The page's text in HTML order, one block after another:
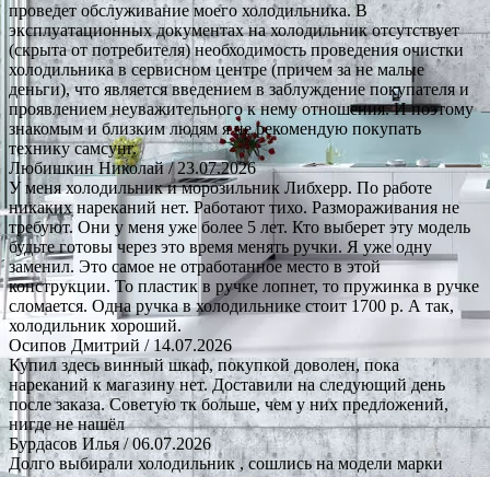
проведет обслуживание моего холодильника. В
эксплуатационных документах на холодильник отсутствует
(скрыта от потребителя) необходимость проведения очистки
холодильника в сервисном центре (причем за не малые
деньги), что является введением в заблуждение покупателя и
проявлением неуважительного к нему отношения. И поэтому
знакомым и близким людям я не рекомендую покупать
технику самсунг.
Любишкин Николай/ 23.07.2026
У меня холодильник и морозильник Либхерр. По работе
никаких нареканий нет. Работают тихо. Размораживания не
требуют. Они у меня уже более 5 лет. Кто выберет эту модель
будьте готовы через это время менять ручки. Я уже одну
заменил. Это самое не отработанное место в этой
конструкции. То пластик в ручке лопнет, то пружинка в ручке
сломается. Одна ручка в холодильнике стоит 1700 р. А так,
холодильник хороший.
Осипов Дмитрий / 14.07.2026
Купил здесь винный шкаф, покупкой доволен, пока
нареканий к магазину нет. Доставили на следующий день
после заказа. Советую тк больше, чем у них предложений,
нигде не нашёл
Бурдасов Илья/ 06.07.2026
Долго выбирали холодильник , сошлись на модели марки